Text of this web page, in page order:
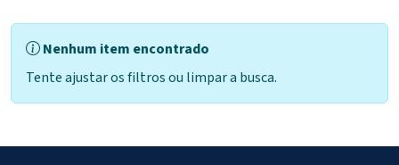
Nenhum item encontrado
Tente ajustar os filtros ou limpar a busca.